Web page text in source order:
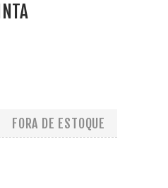
FORA DE ESTOQUE